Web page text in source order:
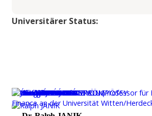
Universitärer Status: